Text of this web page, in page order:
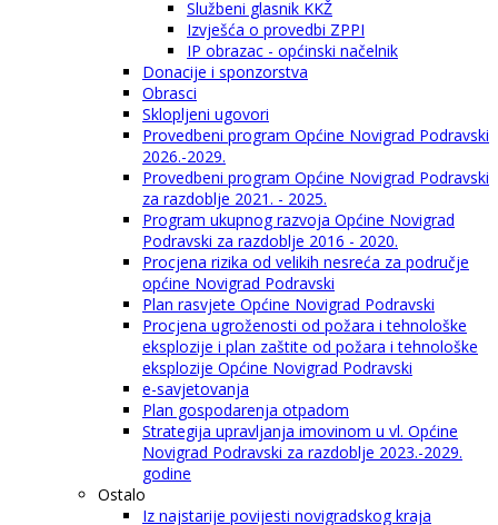
Službeni glasnik KKŽ
Izvješća o provedbi ZPPI
IP obrazac - općinski načelnik
Donacije i sponzorstva
Obrasci
Sklopljeni ugovori
Provedbeni program Općine Novigrad Podravski
2026.-2029.
Provedbeni program Općine Novigrad Podravski
za razdoblje 2021. - 2025.
Program ukupnog razvoja Općine Novigrad
Podravski za razdoblje 2016 - 2020.
Procjena rizika od velikih nesreća za područje
općine Novigrad Podravski
Plan rasvjete Općine Novigrad Podravski
Procjena ugroženosti od požara i tehnološke
eksplozije i plan zaštite od požara i tehnološke
eksplozije Općine Novigrad Podravski
e-savjetovanja
Plan gospodarenja otpadom
Strategija upravljanja imovinom u vl. Općine
Novigrad Podravski za razdoblje 2023.-2029.
godine
Ostalo
Iz najstarije povijesti novigradskog kraja